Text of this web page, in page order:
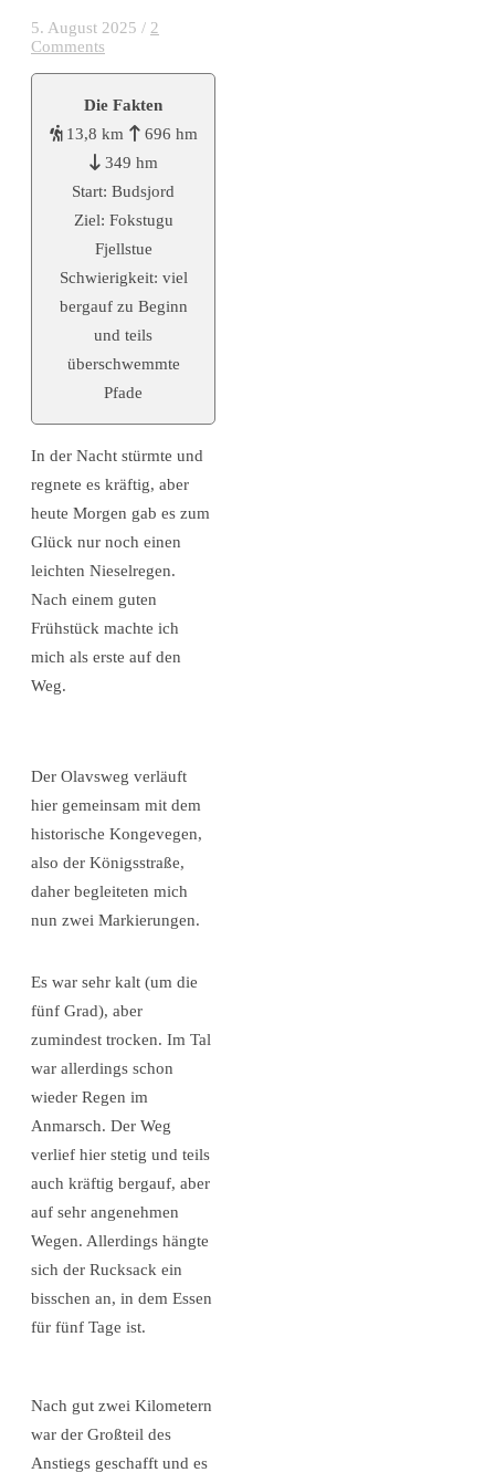
5. August 2025 / 2
Comments
Die Fakten
13,8 km
696 hm
349 hm
Start: Budsjord
Ziel: Fokstugu
Fjellstue
Schwierigkeit: viel
bergauf zu Beginn
und teils
überschwemmte
Pfade
In der Nacht stürmte und
regnete es kräftig, aber
heute Morgen gab es zum
Glück nur noch einen
leichten Nieselregen.
Nach einem guten
Frühstück machte ich
mich als erste auf den
Weg.
Der Olavsweg verläuft
hier gemeinsam mit dem
historische Kongevegen,
also der Königsstraße,
daher begleiteten mich
nun zwei Markierungen.
Es war sehr kalt (um die
fünf Grad), aber
zumindest trocken. Im Tal
war allerdings schon
wieder Regen im
Anmarsch. Der Weg
verlief hier stetig und teils
auch kräftig bergauf, aber
auf sehr angenehmen
Wegen. Allerdings hängte
sich der Rucksack ein
bisschen an, in dem Essen
für fünf Tage ist.
Nach gut zwei Kilometern
war der Großteil des
Anstiegs geschafft und es